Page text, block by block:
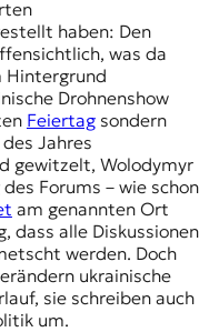
haben: Den
was da
Hintergrund
Drohnenshow
Feiertagsondern
Jahres
gewitzelt, Wolodymyr
Forums – wie schon
am genannten Ort
dass alle Diskussionen
werden. Doch
ukrainische
sie schreiben auch
um.